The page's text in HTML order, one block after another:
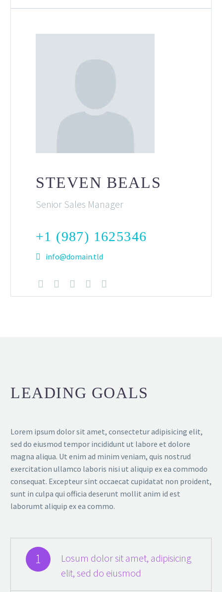
STEVEN BEALS
Senior Sales Manager
+1 (987) 1625346
info@domain.tld
LEADING GOALS
Lorem ipsum dolor sit amet, consectetur adipisicing elit,
sed do eiusmod tempor incididunt ut labore et dolore
magna aliqua. Ut enim ad minim veniam, quis nostrud
exercitation ullamco laboris nisi ut aliquip ex ea commodo
consequat. Excepteur sint occaecat cupidatat non proident,
sunt in culpa qui officia deserunt mollit anim id est
laborumt aliquip ex ea commo.
1
Losum dolor sit amet, adipisicing
elit, sed do eiusmod